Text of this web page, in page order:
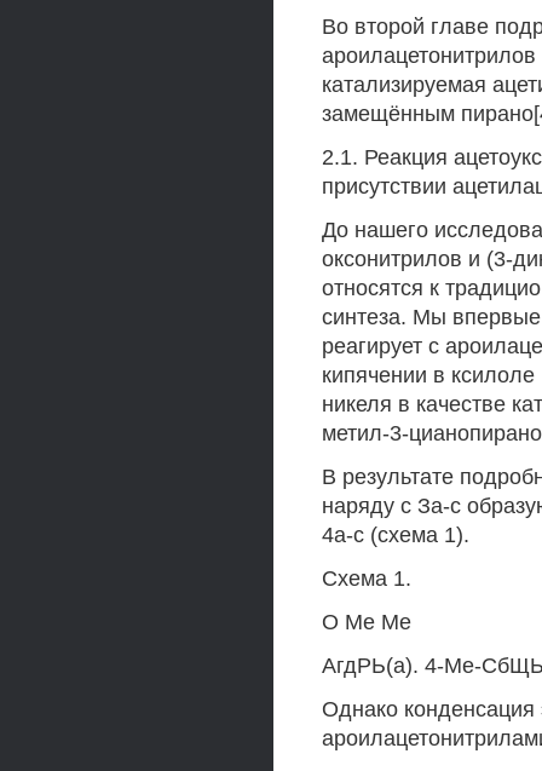
Во второй главе
катализируемая
замещённым
2.1. Реакция
присутствии
До нашего
оксонитрилов и (3-
относятся к
синтеза. Мы
реагирует с
кипячении в
никеля в качестве
метил-3-
В результате
наряду с За-с
4а-с (схема 1).
Схема 1.
О Ме Ме
АгдРЬ(а). 4-Ме-
Однако конденсация